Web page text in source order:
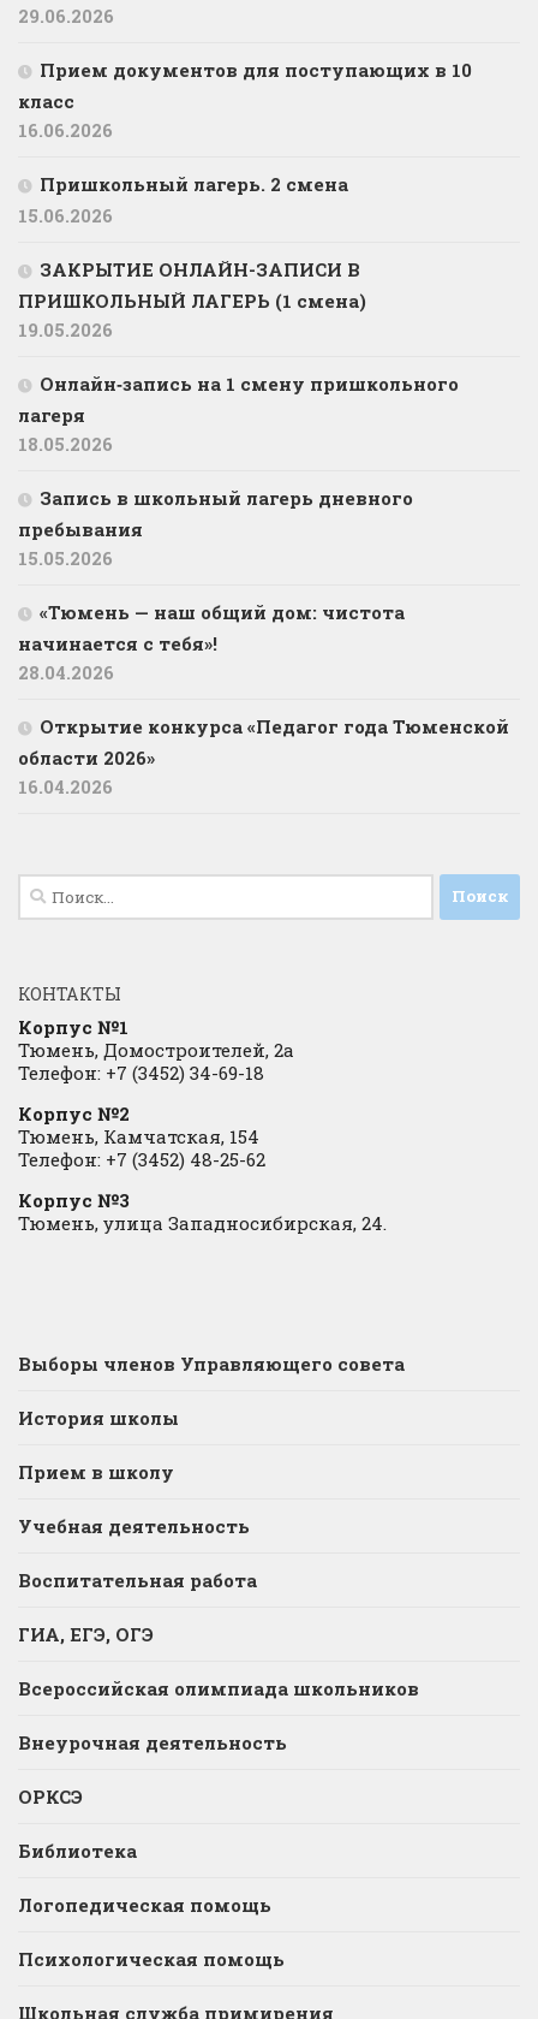
29.06.2026
Прием документов для поступающих в 10
класс
16.06.2026
Пришкольный лагерь. 2 смена
15.06.2026
ЗАКРЫТИЕ ОНЛАЙН-ЗАПИСИ В
ПРИШКОЛЬНЫЙ ЛАГЕРЬ (1 смена)
19.05.2026
Онлайн‑запись на 1 смену пришкольного
лагеря
18.05.2026
Запись в школьный лагерь дневного
пребывания
15.05.2026
«Тюмень — наш общий дом: чистота
начинается с тебя»!
28.04.2026
Открытие конкурса «Педагог года Тюменской
области 2026»
16.04.2026
Найти:
КОНТАКТЫ
Корпус №1
Тюмень, Домостроителей, 2а
Телефон: +7 (3452) 34-69-18
Корпус №2
Тюмень, Камчатская, 154
Телефон: +7 (3452) 48-25-62
Корпус №3
Тюмень, улица Западносибирская, 24.
Выборы членов Управляющего совета
История школы
Прием в школу
Учебная деятельность
Воспитательная работа
ГИА, ЕГЭ, ОГЭ
Всероссийская олимпиада школьников
Внеурочная деятельность
ОРКСЭ
Библиотека
Логопедическая помощь
Психологическая помощь
Школьная служба примирения